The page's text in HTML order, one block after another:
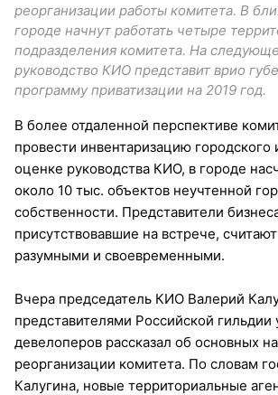
реорганизации работы комитета. В
городе начнут работать четыре
подразделения комитета. На
руководство КИО представит врио
программу приватизации на 2019 год.
В более отдаленной перспективе
провести инвентаризацию
оценке руководства КИО, в городе
около 10 тыс. объектов неучтенной
собственности. Представители
присутствовавшие на встрече,
разумными и своевременными.
Вчера председатель КИО Валерий
представителями Российской
девелоперов рассказал об основных
реорганизации комитета. По словам
Калугина, новые территориальные